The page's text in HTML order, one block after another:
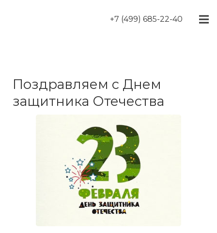
+7 (499) 685-22-40
Поздравляем с Днем
защитника Отечества